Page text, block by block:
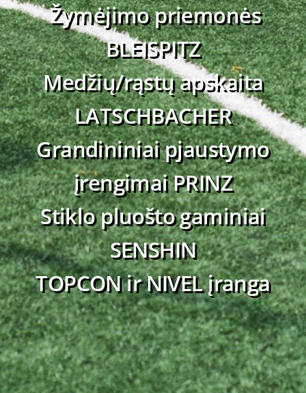
Žymėjimo priemonės
BLEISPITZ
Medžių/rąstų apskaita
LATSCHBACHER
Grandininiai pjaustymo
įrengimai PRINZ
Stiklo pluošto gaminiai
SENSHIN
TOPCON ir NIVEL įranga